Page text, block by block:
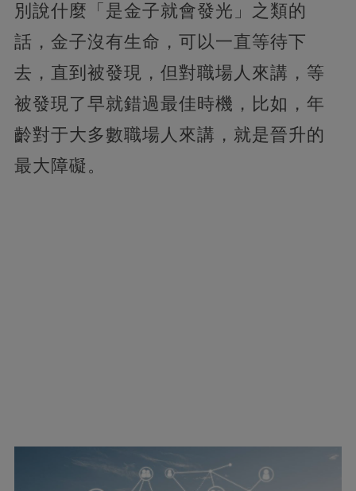
別說什麼「是金子就會發光」之類的
話，金子沒有生命，可以一直等待下
去，直到被發現，但對職場人來講，等
被發現了早就錯過最佳時機，比如，年
齡對于大多數職場人來講，就是晉升的
最大障礙。